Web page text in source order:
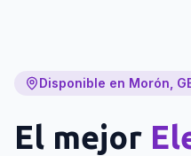
Disponible en Morón,
El mejor